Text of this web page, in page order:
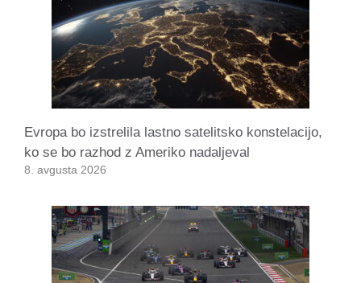
Evropa bo izstrelila lastno satelitsko konstelacijo,
ko se bo razhod z Ameriko nadaljeval
8. avgusta 2026